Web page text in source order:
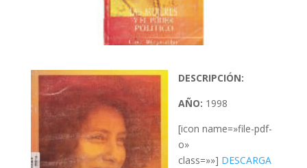
DESCRIPCIÓN:
AÑO: 1998
[icon name=»file-pdf-
o»
class=»»] DESCARGA